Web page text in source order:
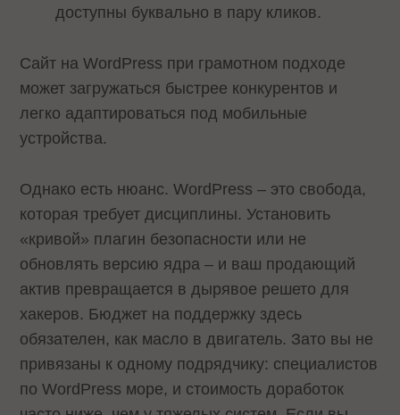
доступны буквально в пару кликов.
Сайт на WordPress при грамотном подходе
может загружаться быстрее конкурентов и
легко адаптироваться под мобильные
устройства.
Однако есть нюанс. WordPress – это свобода,
которая требует дисциплины. Установить
«кривой» плагин безопасности или не
обновлять версию ядра – и ваш продающий
актив превращается в дырявое решето для
хакеров. Бюджет на поддержку здесь
обязателен, как масло в двигатель. Зато вы не
привязаны к одному подрядчику: специалистов
по WordPress море, и стоимость доработок